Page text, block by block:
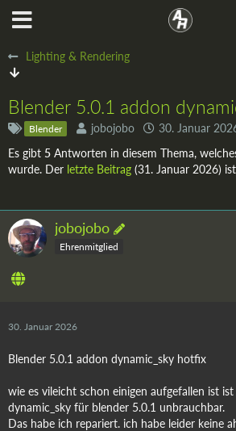
Lighting & Rendering
Blender 5.0.1 addon
Blender jobojobo 30. Januar
Es gibt 5 Antworten in diesem Thema,
wurde. Der letzte Beitrag (31. Januar 2026)
jobojobo
Ehrenmitglied
30. Januar 2026
Blender 5.0.1 addon dynamic_sky hotfix
wie es vileicht schon einigen aufgefallen ist
dynamic_sky für blender 5.0.1 unbrauchbar.
Das habe ich repariert. ich habe leider keine